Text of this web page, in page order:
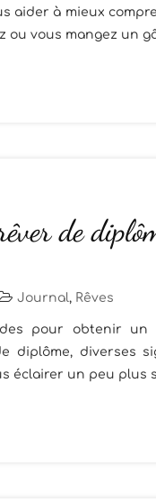
aider à mieux
ou vous mangez un
de
Journal, Rêves
pour obtenir un
diplôme, diverses
un peu plus